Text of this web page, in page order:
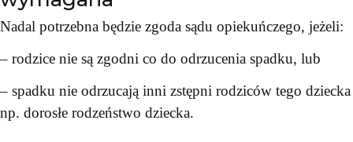
Nadal potrzebna będzie zgoda sądu opiekuńczego, jeżeli:
– rodzice nie są zgodni co do odrzucenia spadku, lub
– spadku nie odrzucają inni zstępni rodziców tego dziecka
np. dorosłe rodzeństwo dziecka.